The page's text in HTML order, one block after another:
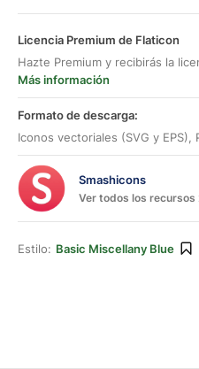
Licencia Premium de Flaticon
Hazte Premium y recibirás la
Más información
Formato de descarga:
Iconos vectoriales (SVG y EPS),
Smashicons
Ver todos los recursos
Estilo: Basic Miscellany Blue